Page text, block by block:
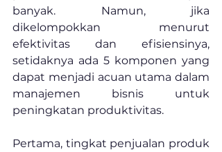
banyak. Namun, jika
dikelompokkan menurut
efektivitas dan efisiensinya,
setidaknya ada 5 komponen yang
dapat menjadi acuan utama dalam
manajemen bisnis untuk
peningkatan produktivitas.
Pertama, tingkat penjualan produk